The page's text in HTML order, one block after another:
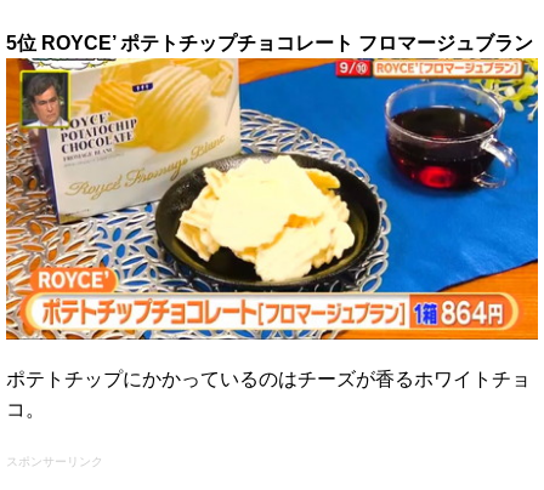
5位 ROYCE’ ポテトチップチョコレート フロマージュブラン
ポテトチップにかかっているのはチーズが香るホワイトチョ
コ。
スポンサーリンク